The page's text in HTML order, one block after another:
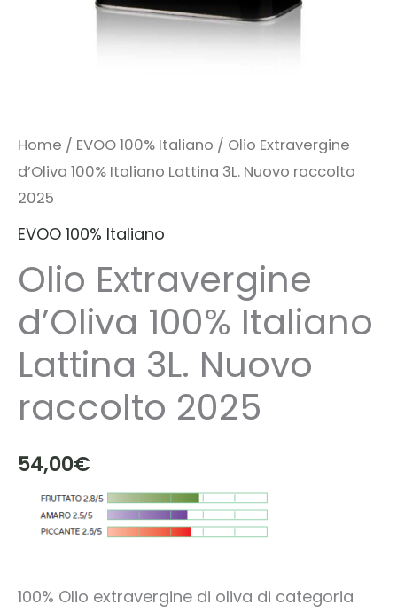
Home / EVOO 100% Italiano / Olio Extravergine
d’Oliva 100% Italiano Lattina 3L. Nuovo raccolto
2025
EVOO 100% Italiano
Olio Extravergine
d’Oliva 100% Italiano
Lattina 3L. Nuovo
raccolto 2025
54,00€
100% Olio extravergine di oliva di categoria